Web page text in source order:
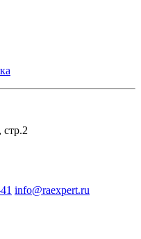
info@raexpert.ru